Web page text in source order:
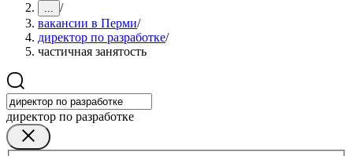
... /
вакансии в Перми/
директор по разработке/
частичная занятость
директор по разработке